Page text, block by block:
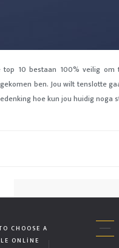
top 10 bestaan 100% veilig
ben. Jou wilt tenslotte
hoe kun jou huidig
CHOOSE A
ONLINE